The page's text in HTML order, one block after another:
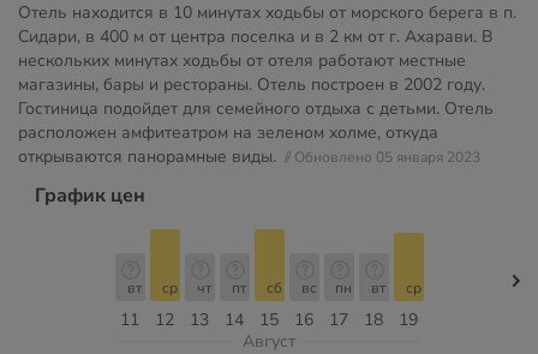
Отель находится в 10 минутах ходьбы от морского берега в п.
Сидари, в 400 м от центра поселка и в 2 км от г. Ахарави. В
нескольких минутах ходьбы от отеля работают местные
магазины, бары и рестораны. Отель построен в 2002 году.
Гостиница подойдет для семейного отдыха с детьми. Отель
расположен амфитеатром на зеленом холме, откуда
открываются панорамные виды. // Обновлено 05 января 2023
График цен
11
вт
12
ср
13
чт
14
пт
15
сб
16
вс
17
пн
18
вт
19
ср
Август